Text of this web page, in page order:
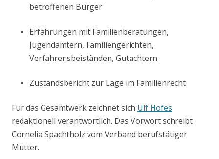
betroffenen Bürger
Erfahrungen mit Familienberatungen,
Jugendämtern, Familiengerichten,
Verfahrensbeiständen, Gutachtern
Zustandsbericht zur Lage im Familienrecht
Für das Gesamtwerk zeichnet sich Ulf Hofes
redaktionell verantwortlich. Das Vorwort schreibt
Cornelia Spachtholz vom Verband berufstätiger
Mütter.